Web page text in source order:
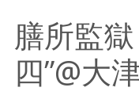
膳所監
四”@大